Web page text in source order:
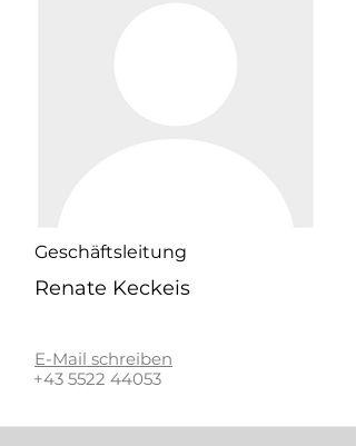
Geschäftsleitung
Renate Keckeis
E-Mail schreiben
+43 5522 44053